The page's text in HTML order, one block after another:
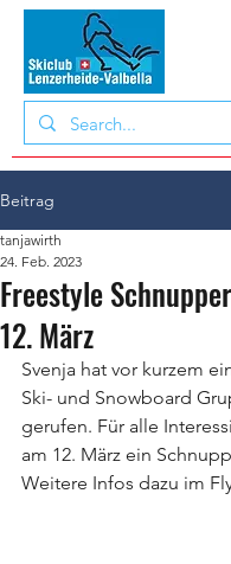
Beitrag
Freestyle
12. März
tanjawirth
24. Feb. 2023
Svenja hat vor kurzem
Ski- und Snowboard
gerufen. Für alle
am 12. März ein
Weitere Infos dazu im